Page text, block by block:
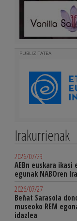
PUBLIZITATEA
Irakurrienak
2026/07/29
AEBn euskara
egunak NABOren
2026/07/27
Beñat Sarasola
museoko REM
idazlea